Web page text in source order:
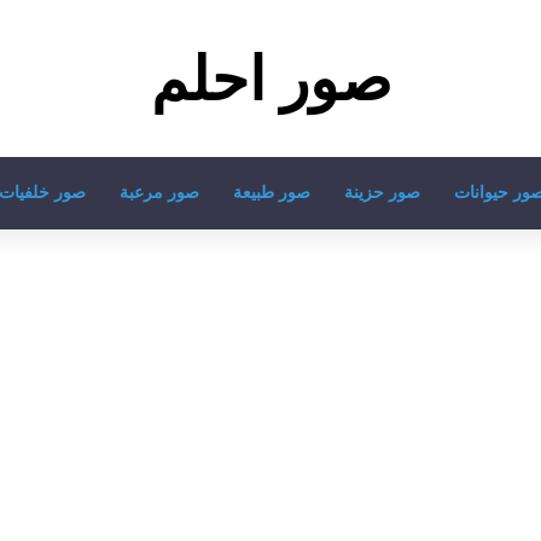
صور احلم
حيوانات صور حزينة صور طبيعة صور مرعبة صور خلفيات